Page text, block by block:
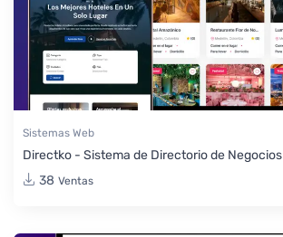
Sistemas Web
Directko - Sistema de Directorio de Negocios
38 Ventas